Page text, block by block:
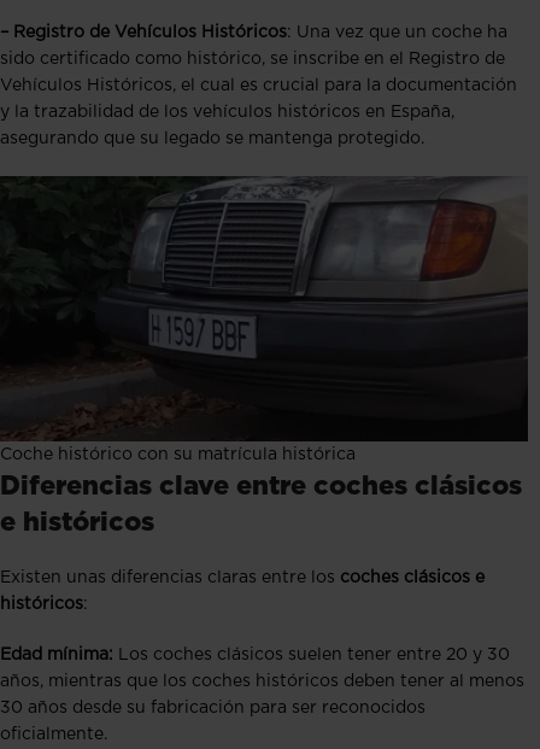
– Registro de Vehículos Históricos: Una vez que un coche ha
sido certificado como histórico, se inscribe en el Registro de
Vehículos Históricos, el cual es crucial para la documentación
y la trazabilidad de los vehículos históricos en España,
asegurando que su legado se mantenga protegido.
Coche histórico con su matrícula histórica
Diferencias clave entre coches clásicos
e históricos
Existen unas diferencias claras entre los coches clásicos e
históricos:
Edad mínima: Los coches clásicos suelen tener entre 20 y 30
años, mientras que los coches históricos deben tener al menos
30 años desde su fabricación para ser reconocidos
oficialmente.